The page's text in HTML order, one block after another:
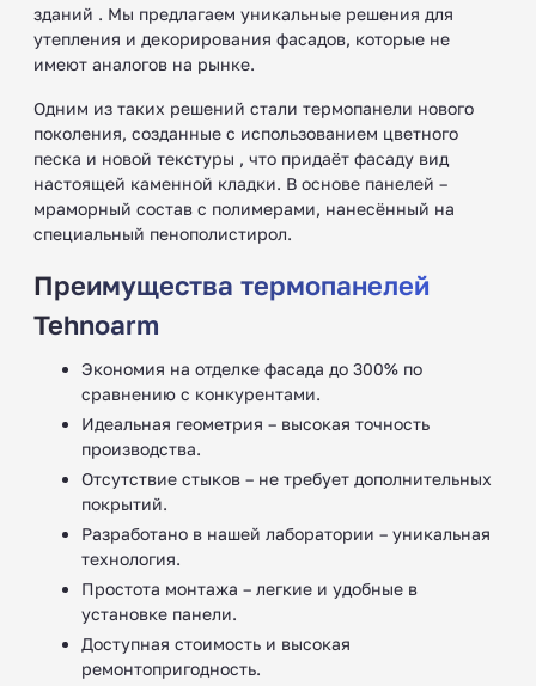
зданий . Мы предлагаем уникальные решения для
утепления и декорирования фасадов, которые не
имеют аналогов на рынке.
Одним из таких решений стали термопанели нового
поколения, созданные с использованием цветного
песка и новой текстуры , что придаёт фасаду вид
настоящей каменной кладки. В основе панелей –
мраморный состав с полимерами, нанесённый на
специальный пенополистирол.
Преимущества термопанелей
Tehnoarm
Экономия на отделке фасада до 300% по
сравнению с конкурентами.
Идеальная геометрия – высокая точность
производства.
Отсутствие стыков – не требует дополнительных
покрытий.
Разработано в нашей лаборатории – уникальная
технология.
Простота монтажа – легкие и удобные в
установке панели.
Доступная стоимость и высокая
ремонтопригодность.